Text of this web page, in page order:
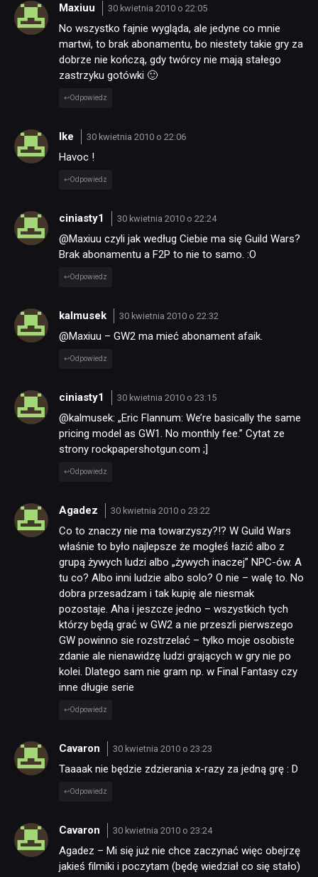
Maxiuu 30 kwietnia 2010 o 22:05
No wszystko fajnie wygląda, ale jedyne co mnie
martwi, to brak abonamentu, bo niestety takie gry za
dobrze nie kończą, gdy twórcy nie mają stałego
zastrzyku gotówki 🙂
Odpowiedz
Ike 30 kwietnia 2010 o 22:06
Havoc !
Odpowiedz
ciniasty1 30 kwietnia 2010 o 22:24
@Maxiuu czyli jak według Ciebie ma się Guild Wars?
Brak abonamentu a F2P to nie to samo. :O
Odpowiedz
kalmusek 30 kwietnia 2010 o 22:32
@Maxiuu – GW2 ma mieć abonament afaik.
Odpowiedz
ciniasty1 30 kwietnia 2010 o 23:15
@kalmusek: „Eric Flannum: We’re basically the same
pricing model as GW1. No monthly fee.” Cytat ze
strony rockpapershotgun.com ;]
Odpowiedz
Agadez 30 kwietnia 2010 o 23:22
Co to znaczy nie ma towarzyszy?!? W Guild Wars
właśnie to było najlepsze że mogłeś łazić albo z
grupą żywych ludzi albo „żywych inaczej” NPC-ów. A
tu co? Albo inni ludzie albo solo? O nie – walę to. No
dobra przesadzam i tak kupię ale niesmak
pozostaje. Aha i jeszcze jedno – wszystkich tych
którzy będą grać w GW2 a nie przeszli pierwszego
GW powinno sie rozstrzelać – tylko moje osobiste
zdanie ale nienawidzę ludzi grających w gry nie po
kolei. Dlatego sam nie gram np. w Final Fantasy czy
inne długie serie
Odpowiedz
Cavaron 30 kwietnia 2010 o 23:23
Taaaak nie będzie zdzierania x-razy za jedną grę : D
Odpowiedz
Cavaron 30 kwietnia 2010 o 23:24
Agadez – Mi się już nie chce zaczynać więc obejrzę
jakieś filmiki i poczytam (będę wiedział co się stało)